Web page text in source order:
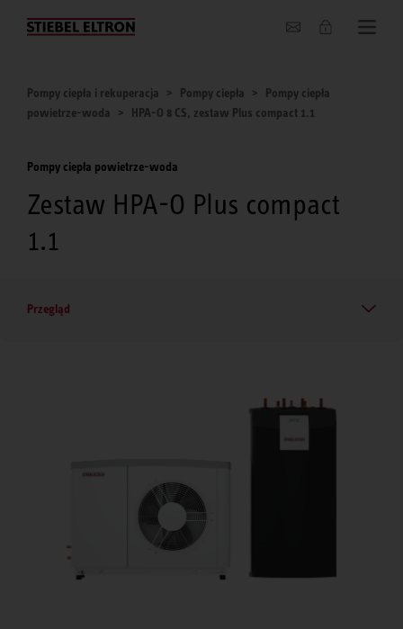
O nas
Pompy ciepła i rekuperacja Pompy ciepła
Pompy ciepła
powietrze-woda
HPA-O 8 CS, zestaw Plus compact 1.1
Pompy ciepła powietrze-woda
Zestaw HPA-O Plus compact
1.1
Przegląd